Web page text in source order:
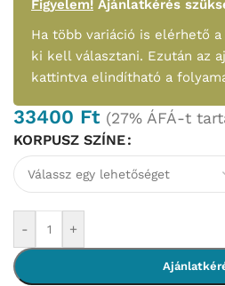
Figyelem! Ajánlatkérés
Ha több variáció is elérhető
ki kell választani. Ezután az
kattintva elindítható a
33400 Ft (27% ÁFÁ-t
KORPUSZ SZÍNE
- +